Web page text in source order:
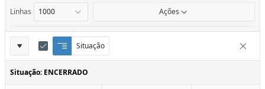
Linhas Ações
Definições
do
Relatório
Situação
Q
u
e
b
E
d
i
t
Situação: ENCERRADO